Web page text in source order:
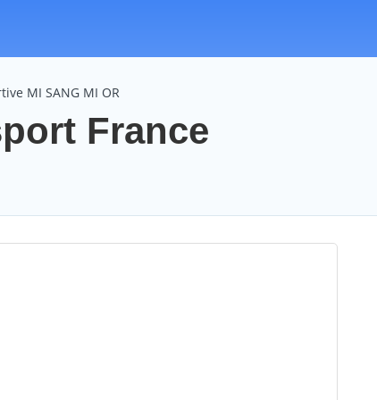
MI SANG MI OR
France